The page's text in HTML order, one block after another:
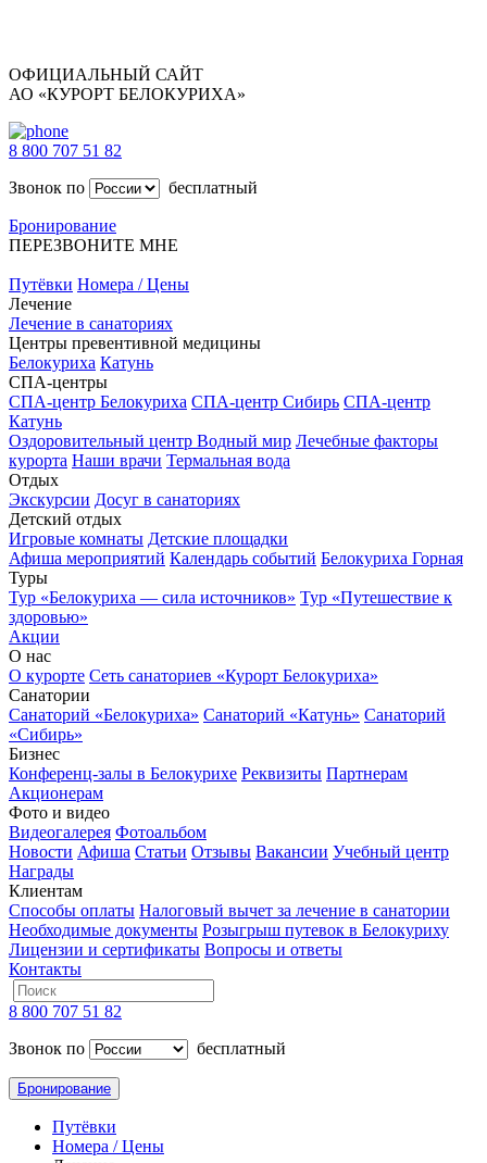
ОФИЦИАЛЬНЫЙ САЙТ
АО «КУРОРТ БЕЛОКУРИХА»
8 800 707 51 82
Звонок по
бесплатный
Бронирование
ПЕРЕЗВОНИТЕ МНЕ
Путёвки Номера / Цены
Лечение
Лечение в санаториях
Центры превентивной медицины
Белокуриха Катунь
СПА-центры
СПА-центр Белокуриха СПА-центр Сибирь СПА-центр
Катунь
Оздоровительный центр Водный мир Лечебные факторы
курорта Наши врачи Термальная вода
Отдых
Экскурсии Досуг в санаториях
Детский отдых
Игровые комнаты Детские площадки
Афиша мероприятий Календарь событий Белокуриха Горная
Туры
Тур «Белокуриха — сила источников» Тур «Путешествие к
здоровью»
Акции
О нас
О курорте Сеть санаториев «Курорт Белокуриха»
Санатории
Санаторий «Белокуриха» Санаторий «Катунь» Санаторий
«Сибирь»
Бизнес
Конференц-залы в Белокурихе Реквизиты Партнерам
Акционерам
Фото и видео
Видеогалерея Фотоальбом
Новости Афиша Статьи Отзывы Вакансии Учебный центр
Награды
Клиентам
Способы оплаты Налоговый вычет за лечение в санатории
Необходимые документы Розыгрыш путевок в Белокуриху
Лицензии и сертификаты Вопросы и ответы
Контакты
8 800 707 51 82
Звонок по
бесплатный
Бронирование
Путёвки
Номера / Цены